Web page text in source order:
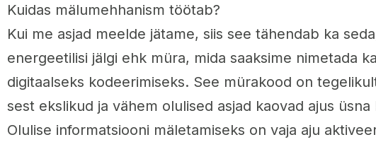
Kuidas mälumehhanism töötab?
Kui me asjad meelde jätame, siis see tähendab ka
energeetilisi jälgi ehk müra, mida saaksime nimetada
digitaalseks kodeerimiseks. See mürakood on
sest ekslikud ja vähem olulised asjad kaovad ajus üsna
Olulise informatsiooni mäletamiseks on vaja aju